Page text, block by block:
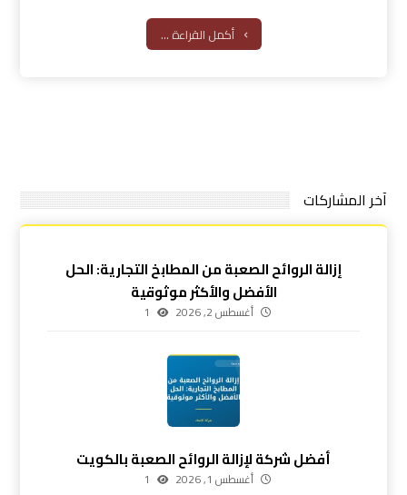
أكمل القراءة ...
آخر المشاركات
إزالة الروائح الصعبة من المطابخ التجارية: الحل
الأفضل والأكثر موثوقية
أغسطس 2, 2026 1
أفضل شركة لإزالة الروائح الصعبة بالكويت
أغسطس 1, 2026 1